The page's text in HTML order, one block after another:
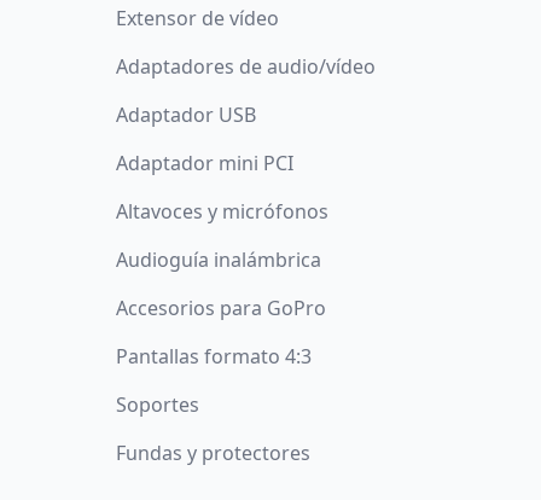
Extensor de vídeo
Adaptadores de audio/vídeo
Adaptador USB
Adaptador mini PCI
Altavoces y micrófonos
Audioguía inalámbrica
Accesorios para GoPro
Pantallas formato 4:3
Soportes
Fundas y protectores